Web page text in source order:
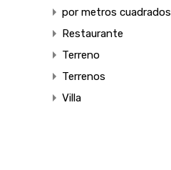
por metros cuadrados
Restaurante
Terreno
Terrenos
Villa